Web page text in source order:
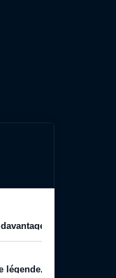
: ils veulent
légende, on a décidé